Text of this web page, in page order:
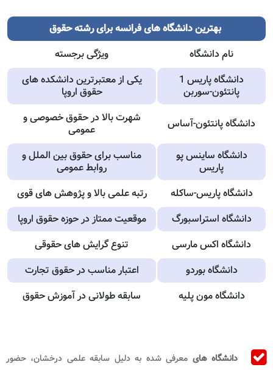
بهترین دانشگاه های فرانسه برای رشته حقوق
نام دانشگاه
ویژگی برجسته
دانشگاه پاریس 1
پانتئون-سوربن
یکی از معتبرترین دانشکده های
حقوق اروپا
دانشگاه پانتئون-آساس
شهرت بالا در حقوق خصوصی و
عمومی
دانشگاه ساینس پو
پاریس
مناسب برای حقوق بین الملل و
روابط عمومی
دانشگاه پاریس-ساکله
رتبه علمی بالا و پژوهش های قوی
دانشگاه استراسبورگ
موقعیت ممتاز در حوزه حقوق اروپا
دانشگاه اکس مارسی
تنوع گرایش های حقوقی
دانشگاه بوردو
اعتبار مناسب در حقوق تجارت
دانشگاه مون پلیه
سابقه طولانی در آموزش حقوق
دانشگاه های معرفی شده به دلیل سابقه علمی درخشان، حضور